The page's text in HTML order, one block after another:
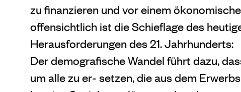
zu finanzieren und vor einem
offensichtlich ist die Schieflage des
Herausforderungen des 21. Jahrhunderts:
Der demografische Wandel führt dazu,
um alle zu er- setzen, die aus dem